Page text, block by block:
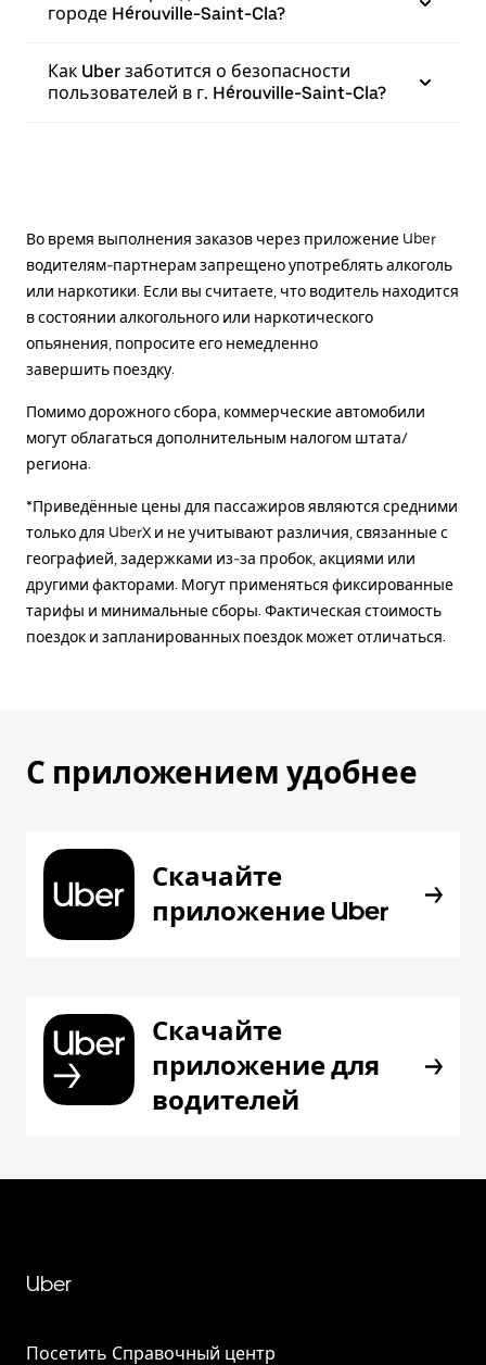
городе Hérouville-Saint-Cla?
Как Uber заботится о безопасности
пользователей в г. Hérouville-Saint-Cla?
Во время выполнения заказов через приложение Uber
водителям-партнерам запрещено употреблять алкоголь
или наркотики. Если вы считаете, что водитель находится
в состоянии алкогольного или наркотического
опьянения, попросите его немедленно
завершить поездку.
Помимо дорожного сбора, коммерческие автомобили
могут облагаться дополнительным налогом штата/
региона.
*Приведённые цены для пассажиров являются средними
только для UberX и не учитывают различия, связанные с
географией, задержками из-за пробок, акциями или
другими факторами. Могут применяться фиксированные
тарифы и минимальные сборы. Фактическая стоимость
поездок и запланированных поездок может отличаться.
С приложением удобнее
Скачайте
приложение Uber
Скачайте
приложение для
водителей
Uber
Посетить Справочный центр